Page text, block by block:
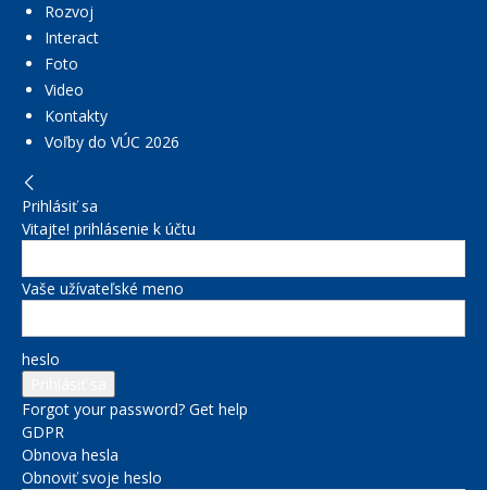
Rozvoj
Interact
Foto
Video
Kontakty
Voľby do VÚC 2026
Prihlásiť sa
Vitajte! prihlásenie k účtu
Vaše užívateľské meno
heslo
Forgot your password? Get help
GDPR
Obnova hesla
Obnoviť svoje heslo